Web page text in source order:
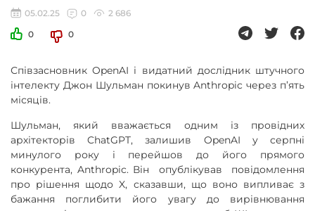
05.02.25 0
2 686
0
0
Співзасновник OpenAI і видатний дослідник штучного
інтелекту Джон Шульман покинув Anthropic через п’ять
місяців.
Шульман, який вважається одним із провідних
архітекторів ChatGPT, залишив OpenAI у серпні
минулого року і перейшов до його прямого
конкурента, Anthropic. Він опублікував повідомлення
про рішення щодо X, сказавши, що воно випливає з
бажання поглибити його увагу до вирівнювання